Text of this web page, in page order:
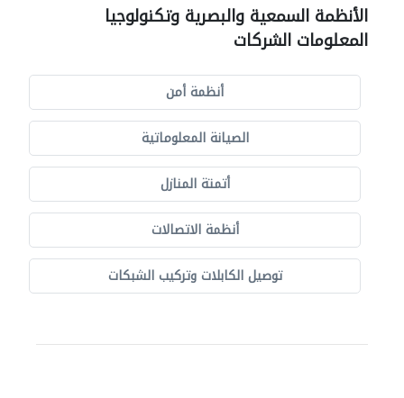
الأنظمة السمعية والبصرية وتكنولوجيا
المعلومات الشركات
أنظمة أمن
الصيانة المعلوماتية
أتمتة المنازل
أنظمة الاتصالات
توصيل الكابلات وتركيب الشبكات